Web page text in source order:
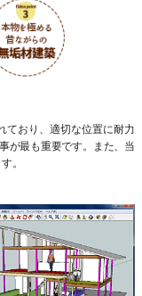
ており、適切な位置に耐力
が最も重要です。また、当
。